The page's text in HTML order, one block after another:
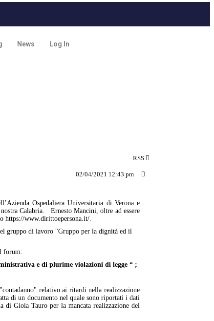
News Log In
RSS
02/04/2021 12:43 pm
Ospedaliera Universitaria di Verona e
Calabria. Ernesto Mancini, oltre ad essere
https://www.dirittoepersona.it/.
gruppo di lavoro "Gruppo per la dignità ed il
forum:
e di plurime violazioni di legge “ ;
relativo ai ritardi nella realizzazione
di un documento nel quale sono riportati i dati
di Gioia Tauro per la mancata realizzazione del